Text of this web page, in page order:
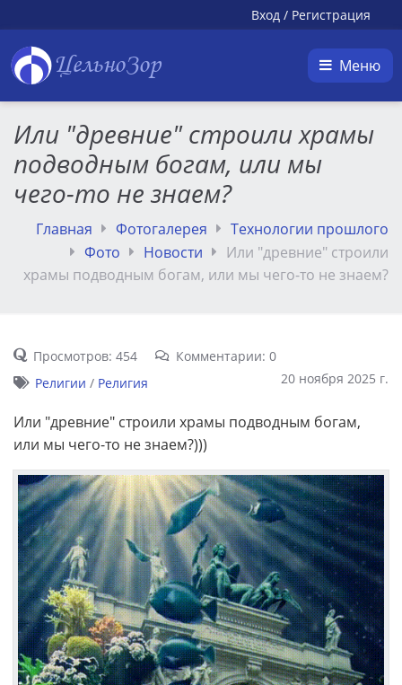
Вход / Регистрация
ЦельноЗор Меню
Или "древние" строили храмы
подводным богам, или мы
чего-то не знаем?
Главная Фотогалерея
Технологии прошлого
Фото
Новости
Или "древние" строили
храмы подводным богам, или мы чего-то не знаем?
Просмотров: 454
Комментарии: 0
20 ноября 2025 г.
Религии / Религия
Или "древние" строили храмы подводным богам,
или мы чего-то не знаем?)))